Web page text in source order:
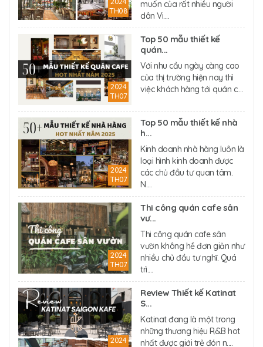
TH08
muốn của rất nhiều người
dân Vi....
2024
TH07
Top 50 mẫu thiết kế
quán...
Với nhu cầu ngày càng cao
của thị trường hiện nay thì
việc khách hàng tới quán c....
2024
TH07
Top 50 mẫu thiết kế nhà
h...
Kinh doanh nhà hàng luôn là
loại hình kinh doanh được
các chủ đầu tư quan tâm.
N....
2024
TH07
Thi công quán cafe sân
vư...
Thi công quán cafe sân
vườn không hề đơn giản như
nhiều chủ đầu tư nghĩ. Quá
trì....
2024
Review Thiết kế Katinat
S...
Katinat đang là một trong
những thương hiệu R&B hot
nhất được giới trẻ đón n....